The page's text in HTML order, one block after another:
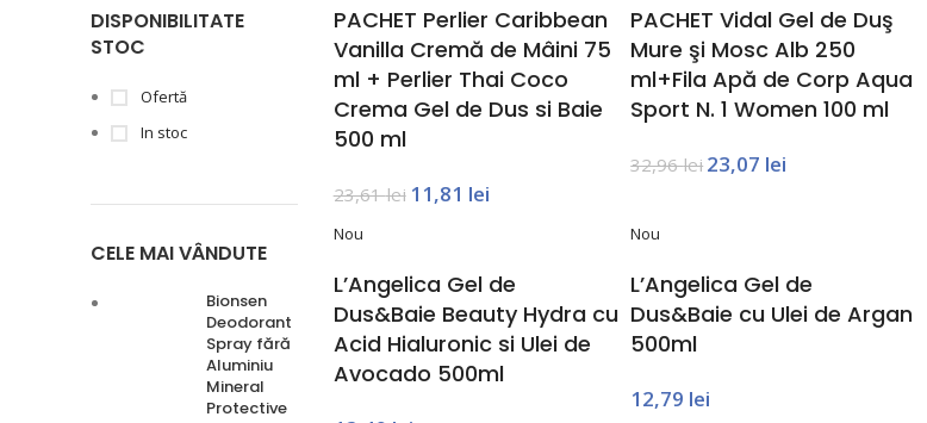
DISPONIBILITATE
STOC
Ofertă
In stoc
CELE MAI VÂNDUTE
Bionsen
Deodorant
Spray fără
Aluminiu
Mineral
Protective
PACHET Perlier Caribbean
Vanilla Cremă de Mâini 75
ml + Perlier Thai Coco
Crema Gel de Dus si Baie
500 ml
23,61lei 11,81 lei
PACHET Vidal Gel de Duş
Mure şi Mosc Alb 250
ml+Fila Apă de Corp Aqua
Sport N. 1 Women 100 ml
32,96lei 23,07 lei
Nou
L’Angelica Gel de
Dus&Baie Beauty Hydra cu
Acid Hialuronic si Ulei de
Avocado 500ml
Nou
L’Angelica Gel de
Dus&Baie cu Ulei de Argan
500ml
12,79 lei